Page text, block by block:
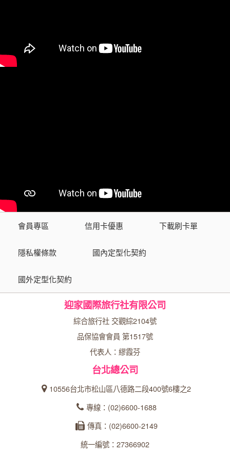
會員專區 信用卡優惠 下載刷卡單
隱私權條款 國內定型化契約
國外定型化契約
迎家國際旅行社有限公司
綜合旅行社 交觀綜2104號
品保協會會員 第1517號
代表人：繆霞芬
台北總公司
10556台北市松山區八德路二段400號6樓之2
專線：(02)6600-1688
傳真：(02)6600-2149
統一編號：27366902